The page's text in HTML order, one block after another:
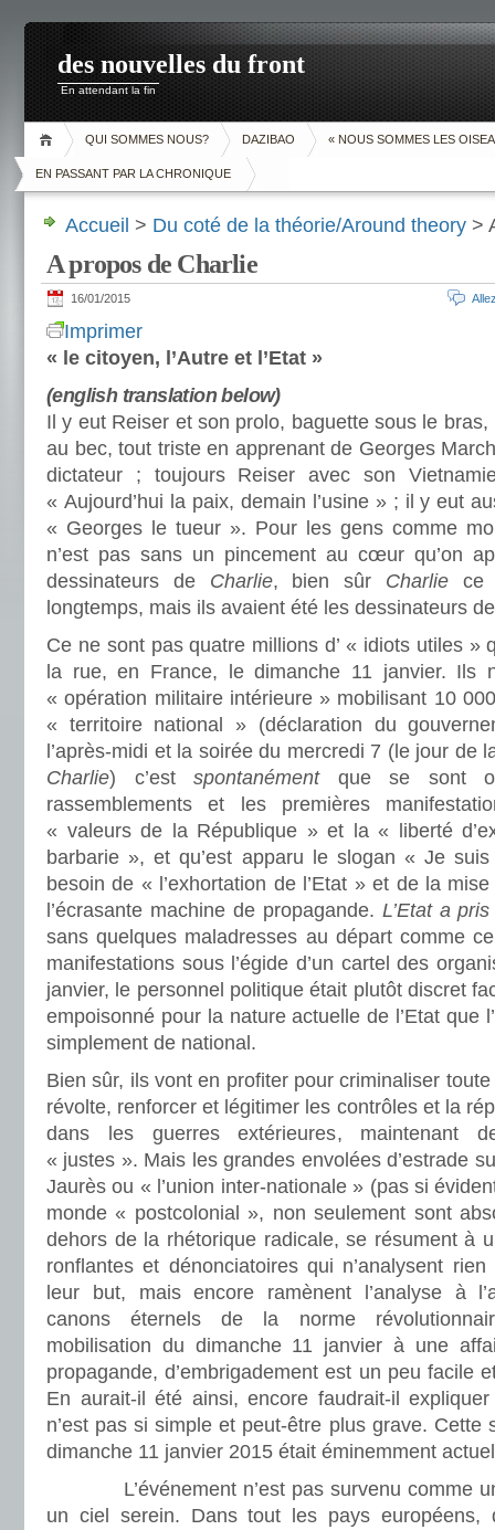
des nouvelles du front
En attendant la fin
QUI SOMMES NOUS? DAZIBAO « NOUS SOMMES LES
EN PASSANT PAR LA CHRONIQUE
Accueil > Du coté de la théorie/Around theory >
A propos de Charlie
16/01/2015
Imprimer
« le citoyen, l’Autre et l’Etat »
(english translation below)
Il y eut Reiser et son prolo, baguette sous le
au bec, tout triste en apprenant de Georges
dictateur ; toujours Reiser avec son
« Aujourd’hui la paix, demain l’usine » ; il y eut
« Georges le tueur ». Pour les gens comme
n’est pas sans un pincement au cœur qu’on
dessinateurs de Charlie, bien sûr Charlie ce
longtemps, mais ils avaient été les dessinateurs
Ce ne sont pas quatre millions d’ « idiots utiles »
la rue, en France, le dimanche 11 janvier. Ils
« opération militaire intérieure » mobilisant 10
« territoire national » (déclaration du
l’après-midi et la soirée du mercredi 7 (le jour de
Charlie) c’est spontanémentque se sont
rassemblements et les premières
« valeurs de la République » et la « liberté
barbarie », et qu’est apparu le slogan « Je
besoin de « l’exhortation de l’Etat » et de la
l’écrasante machine de propagande. L’Etat a
sans quelques maladresses au départ comme
manifestations sous l’égide d’un cartel des
janvier, le personnel politique était plutôt discret
empoisonné pour la nature actuelle de l’Etat que
simplement de national.
Bien sûr, ils vont en profiter pour criminaliser
révolte, renforcer et légitimer les contrôles et la
dans les guerres extérieures, maintenant
« justes ». Mais les grandes envolées d’estrade
Jaurès ou « l’union inter-nationale » (pas si
monde « postcolonial », non seulement sont
dehors de la rhétorique radicale, se résument à
ronflantes et dénonciatoires qui n’analysent
leur but, mais encore ramènent l’analyse à
canons éternels de la norme
mobilisation du dimanche 11 janvier à une
propagande, d’embrigadement est un peu facile
En aurait-il été ainsi, encore faudrait-il
n’est pas si simple et peut-être plus grave. Cette
dimanche 11 janvier 2015 était éminemment
L’événement n’est pas survenu comme un
un ciel serein. Dans tout les pays européens,